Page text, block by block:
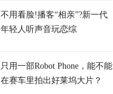
不用看脸!播客“相亲”?新一代
年轻人听声音玩恋综
只用一部Robot Phone，能不能
在赛车里拍出好莱坞大片？